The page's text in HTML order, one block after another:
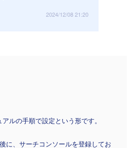
2024/12/08 21:20
ルの手順で設定という形です。
に、サーチコンソールを登録してお